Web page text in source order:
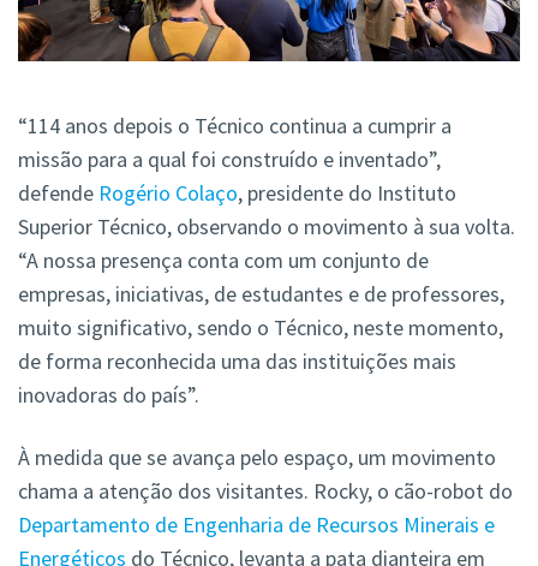
“114 anos depois o Técnico continua a cumprir a
missão para a qual foi construído e inventado”,
defende Rogério Colaço, presidente do Instituto
Superior Técnico, observando o movimento à sua volta.
“A nossa presença conta com um conjunto de
empresas, iniciativas, de estudantes e de professores,
muito significativo, sendo o Técnico, neste momento,
de forma reconhecida uma das instituições mais
inovadoras do país”.
À medida que se avança pelo espaço, um movimento
chama a atenção dos visitantes. Rocky, o cão-robot do
Departamento de Engenharia de Recursos Minerais e
Energéticos do Técnico, levanta a pata dianteira em